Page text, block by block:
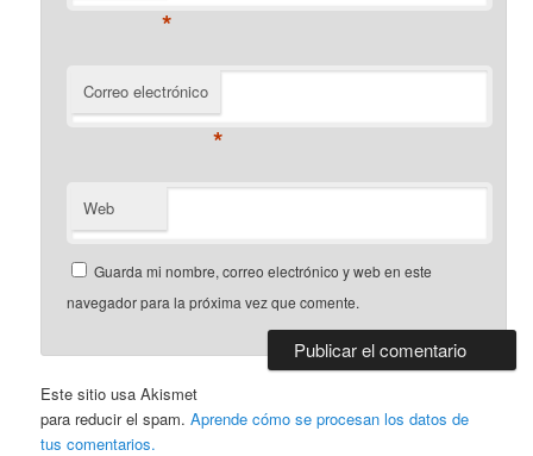
*
Correo electrónico
*
Web
Guarda mi nombre, correo electrónico y web en este
navegador para la próxima vez que comente.
Este sitio usa Akismet
para reducir el spam.Aprende cómo se procesan los datos de
tus comentarios.